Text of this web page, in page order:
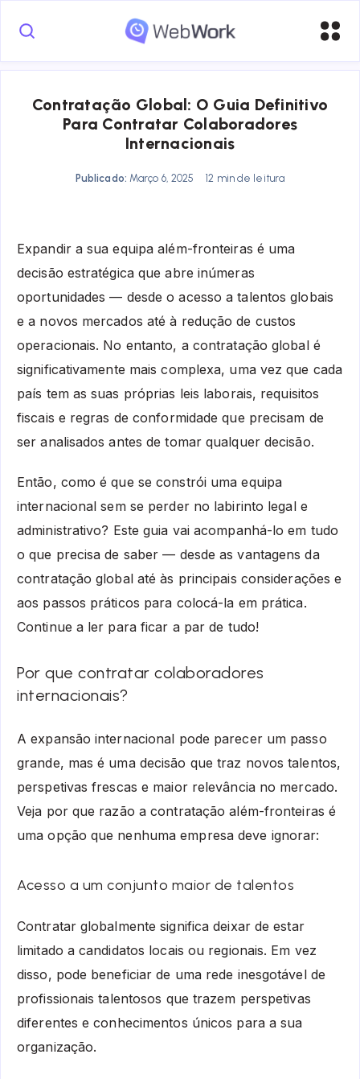
Contratação Global: O Guia Definitivo
Para Contratar Colaboradores
Internacionais
Publicado: Março 6, 2025 12 min de leitura
Expandir a sua equipa além-fronteiras é uma
decisão estratégica que abre inúmeras
oportunidades — desde o acesso a talentos globais
e a novos mercados até à redução de custos
operacionais. No entanto, a contratação global é
significativamente mais complexa, uma vez que cada
país tem as suas próprias leis laborais, requisitos
fiscais e regras de conformidade que precisam de
ser analisados antes de tomar qualquer decisão.
Então, como é que se constrói uma equipa
internacional sem se perder no labirinto legal e
administrativo? Este guia vai acompanhá-lo em tudo
o que precisa de saber — desde as vantagens da
contratação global até às principais considerações e
aos passos práticos para colocá-la em prática.
Continue a ler para ficar a par de tudo!
Por que contratar colaboradores
internacionais?
A expansão internacional pode parecer um passo
grande, mas é uma decisão que traz novos talentos,
perspetivas frescas e maior relevância no mercado.
Veja por que razão a contratação além-fronteiras é
uma opção que nenhuma empresa deve ignorar:
Acesso a um conjunto maior de talentos
Contratar globalmente significa deixar de estar
limitado a candidatos locais ou regionais. Em vez
disso, pode beneficiar de uma rede inesgotável de
profissionais talentosos que trazem perspetivas
diferentes e conhecimentos únicos para a sua
organização.